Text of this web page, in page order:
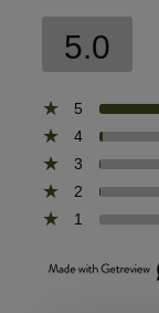
5.0
5
4
3
2
1